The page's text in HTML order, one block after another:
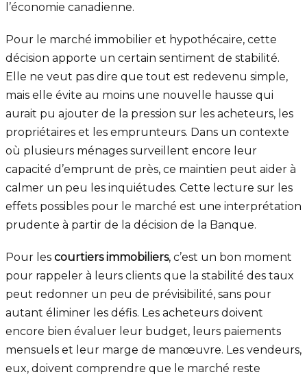
l’économie canadienne.
Pour le marché immobilier et hypothécaire, cette
décision apporte un certain sentiment de stabilité.
Elle ne veut pas dire que tout est redevenu simple,
mais elle évite au moins une nouvelle hausse qui
aurait pu ajouter de la pression sur les acheteurs, les
propriétaires et les emprunteurs. Dans un contexte
où plusieurs ménages surveillent encore leur
capacité d’emprunt de près, ce maintien peut aider à
calmer un peu les inquiétudes. Cette lecture sur les
effets possibles pour le marché est une interprétation
prudente à partir de la décision de la Banque.
Pour les courtiers immobiliers, c’est un bon moment
pour rappeler à leurs clients que la stabilité des taux
peut redonner un peu de prévisibilité, sans pour
autant éliminer les défis. Les acheteurs doivent
encore bien évaluer leur budget, leurs paiements
mensuels et leur marge de manœuvre. Les vendeurs,
eux, doivent comprendre que le marché reste